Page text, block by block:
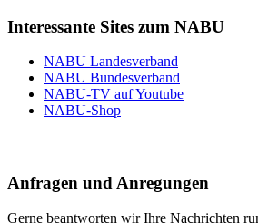
Interessante Sites zum NABU
NABU Landesverband
NABU Bundesverband
NABU-TV auf Youtube
NABU-Shop
Anfragen und Anregungen
Gerne beantworten wir Ihre Nachrichten